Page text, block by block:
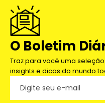
O Boletim
Traz para você uma
insights e dicas do mundo